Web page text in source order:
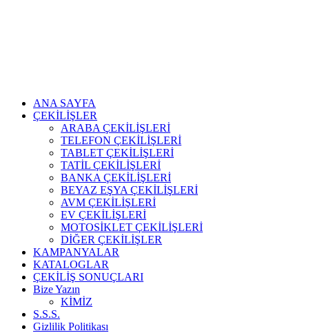
ANA SAYFA
ÇEKİLİŞLER
ARABA ÇEKİLİŞLERİ
TELEFON ÇEKİLİŞLERİ
TABLET ÇEKİLİŞLERİ
TATİL ÇEKİLİŞLERİ
BANKA ÇEKİLİŞLERİ
BEYAZ EŞYA ÇEKİLİŞLERİ
AVM ÇEKİLİŞLERİ
EV ÇEKİLİŞLERİ
MOTOSİKLET ÇEKİLİŞLERİ
DİĞER ÇEKİLİŞLER
KAMPANYALAR
KATALOGLAR
ÇEKİLİŞ SONUÇLARI
Bize Yazın
KİMİZ
S.S.S.
Gizlilik Politikası